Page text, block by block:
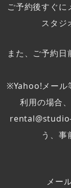
ご予約後すぐに
スタジ
また、ご予約日
※Yahoo!メール
利用の場合
う、事
メー